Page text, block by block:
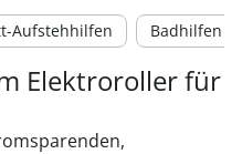
Aufstehhilfen Badhilfen
Elektroroller für